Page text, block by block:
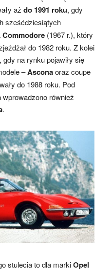
aż do 1991 roku, gdy
sześćdziesiątych
Commodore(1967 r.), który
do 1982 roku. Z kolei
na rynku pojawiły się
–Asconaoraz coupe
do 1988 roku. Pod
również
.
stulecia to dla markiOpel